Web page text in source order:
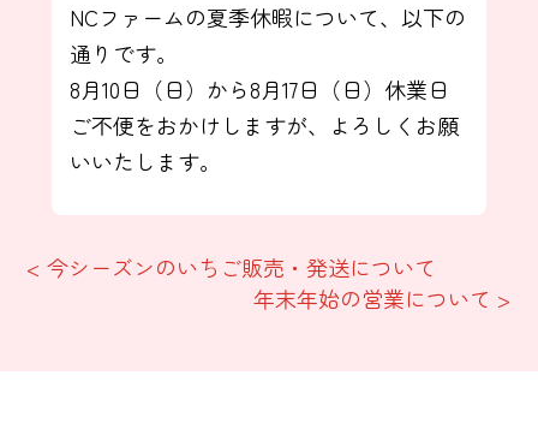
NCファームの夏季休暇について、以下の
通りです。
8月10日（日）から8月17日（日）休業日
ご不便をおかけしますが、よろしくお願
いいたします。
< 今シーズンのいちご販売・発送について
年末年始の営業について >